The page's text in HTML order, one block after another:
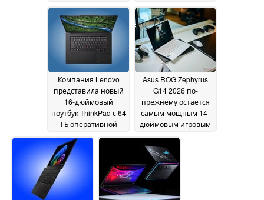
модель 2025 года,
которая стоит на 600
долларов дешевле,
по-прежнему
остается очень
хорошим выбором23
June 2026
процессоры22 June
2026
Компания Lenovo
представила новый
16-дюймовый
ноутбук ThinkPad с 64
ГБ оперативной
OLED-дисплеем
яркостью 1 500 нит
Asus ROG Zephyrus
G14 2026 по-
прежнему остается
самым мощным 14-
дюймовым игровым
видеокарте RTX 5070
Ti21 June 2026